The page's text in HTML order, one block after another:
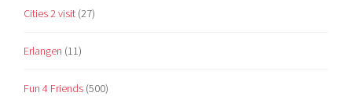
Cities 2 visit (27)
Erlangen (11)
Fun 4 Friends (500)